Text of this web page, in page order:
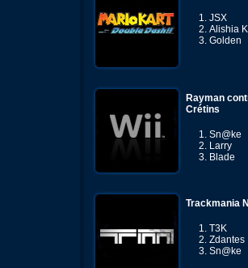
JSX
Alishia
Golden
Rayman
Crétins
Sn@ke
Larry
Blade
Trackmania
T3K
Zdantes
Sn@ke